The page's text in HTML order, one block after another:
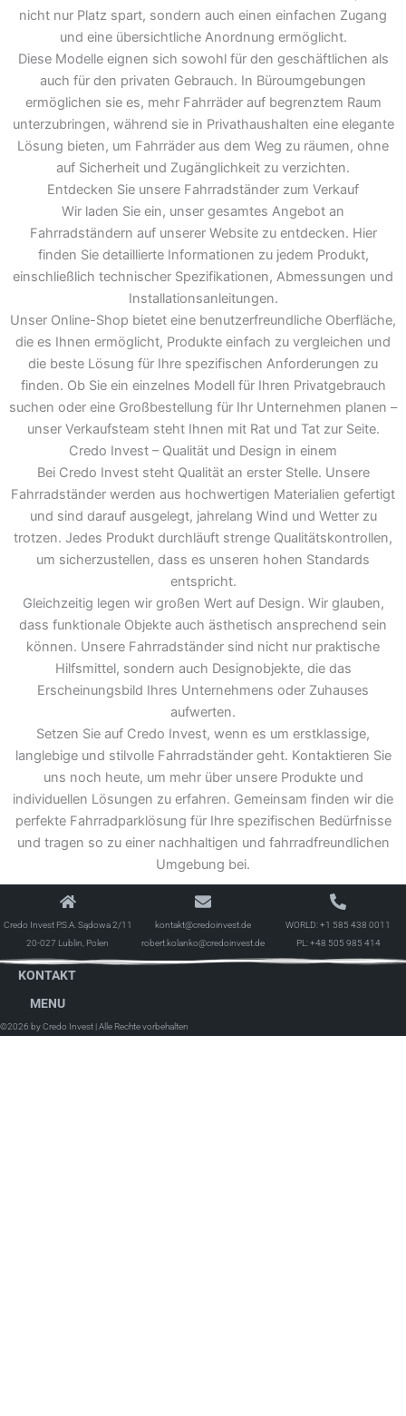
nicht nur Platz spart, sondern auch einen einfachen Zugang
und eine übersichtliche Anordnung ermöglicht.
Diese Modelle eignen sich sowohl für den geschäftlichen als
auch für den privaten Gebrauch. In Büroumgebungen
ermöglichen sie es, mehr Fahrräder auf begrenztem Raum
unterzubringen, während sie in Privathaushalten eine elegante
Lösung bieten, um Fahrräder aus dem Weg zu räumen, ohne
auf Sicherheit und Zugänglichkeit zu verzichten.
Entdecken Sie unsere Fahrradständer zum Verkauf
Wir laden Sie ein, unser gesamtes Angebot an
Fahrradständern auf unserer Website zu entdecken. Hier
finden Sie detaillierte Informationen zu jedem Produkt,
einschließlich technischer Spezifikationen, Abmessungen und
Installationsanleitungen.
Unser Online-Shop bietet eine benutzerfreundliche Oberfläche,
die es Ihnen ermöglicht, Produkte einfach zu vergleichen und
die beste Lösung für Ihre spezifischen Anforderungen zu
finden. Ob Sie ein einzelnes Modell für Ihren Privatgebrauch
suchen oder eine Großbestellung für Ihr Unternehmen planen –
unser Verkaufsteam steht Ihnen mit Rat und Tat zur Seite.
Credo Invest – Qualität und Design in einem
Bei Credo Invest steht Qualität an erster Stelle. Unsere
Fahrradständer werden aus hochwertigen Materialien gefertigt
und sind darauf ausgelegt, jahrelang Wind und Wetter zu
trotzen. Jedes Produkt durchläuft strenge Qualitätskontrollen,
um sicherzustellen, dass es unseren hohen Standards
entspricht.
Gleichzeitig legen wir großen Wert auf Design. Wir glauben,
dass funktionale Objekte auch ästhetisch ansprechend sein
können. Unsere Fahrradständer sind nicht nur praktische
Hilfsmittel, sondern auch Designobjekte, die das
Erscheinungsbild Ihres Unternehmens oder Zuhauses
aufwerten.
Setzen Sie auf Credo Invest, wenn es um erstklassige,
langlebige und stilvolle Fahrradständer geht. Kontaktieren Sie
uns noch heute, um mehr über unsere Produkte und
individuellen Lösungen zu erfahren. Gemeinsam finden wir die
perfekte Fahrradparklösung für Ihre spezifischen Bedürfnisse
und tragen so zu einer nachhaltigen und fahrradfreundlichen
Umgebung bei.
Credo Invest P.S.A. Sądowa 2/11
20-027 Lublin, Polen
kontakt@credoinvest.de
robert.kolanko@credoinvest.de
WORLD:+1 585 438 0011
PL:+48 505 985 414
KONTAKT
MENU
©2026 by Credo Invest | Alle Rechte vorbehalten